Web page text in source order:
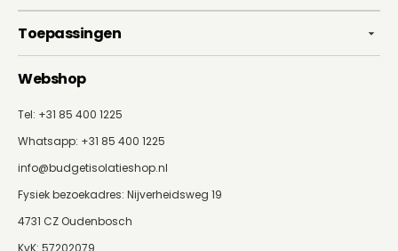
Toepassingen
Webshop
Tel: +31 85 400 1225
Whatsapp: +31 85 400 1225
info@budgetisolatieshop.nl
Fysiek bezoekadres: Nijverheidsweg 19
4731 CZ Oudenbosch
KvK: 57202079